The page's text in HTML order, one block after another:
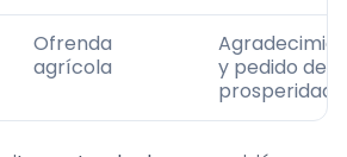
Ofrenda
agrícola
y pedido de
prosperidad